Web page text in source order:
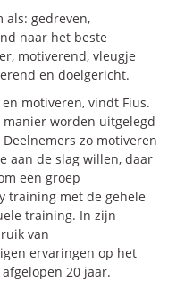
als: gedreven,
naar het beste
motiverend, vleugje
en doelgericht.
motiveren, vindt Fius.
worden uitgelegd
zo motiveren
aan de slag willen, daar
een groep
training met de gehele
training. In zijn
van
ervaringen op het
20 jaar.